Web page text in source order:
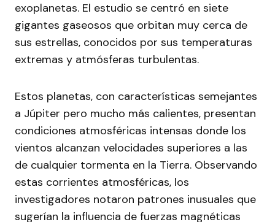
exoplanetas. El estudio se centró en siete
gigantes gaseosos que orbitan muy cerca de
sus estrellas, conocidos por sus temperaturas
extremas y atmósferas turbulentas.
Estos planetas, con características semejantes
a Júpiter pero mucho más calientes, presentan
condiciones atmosféricas intensas donde los
vientos alcanzan velocidades superiores a las
de cualquier tormenta en la Tierra. Observando
estas corrientes atmosféricas, los
investigadores notaron patrones inusuales que
sugerían la influencia de fuerzas magnéticas